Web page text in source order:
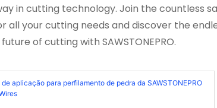
in cutting technology. Join the
all your cutting needs and discover the
future of cutting with SAWSTONEPRO.